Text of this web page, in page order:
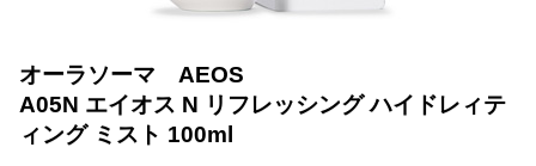
オーラソーマ AEOS
A05N エイオス N リフレッシング ハイドレィテ
ィング ミスト 100ml